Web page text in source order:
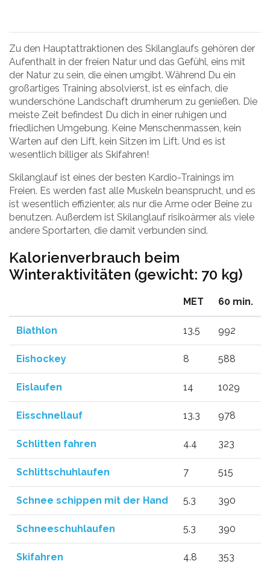
Zu den Hauptattraktionen des Skilanglaufs gehören der
Aufenthalt in der freien Natur und das Gefühl, eins mit
der Natur zu sein, die einen umgibt. Während Du ein
großartiges Training absolvierst, ist es einfach, die
wunderschöne Landschaft drumherum zu genießen. Die
meiste Zeit befindest Du dich in einer ruhigen und
friedlichen Umgebung. Keine Menschenmassen, kein
Warten auf den Lift, kein Sitzen im Lift. Und es ist
wesentlich billiger als Skifahren!
Skilanglauf ist eines der besten Kardio-Trainings im
Freien. Es werden fast alle Muskeln beansprucht, und es
ist wesentlich effizienter, als nur die Arme oder Beine zu
benutzen. Außerdem ist Skilanglauf risikoärmer als viele
andere Sportarten, die damit verbunden sind.
Kalorienverbrauch beim
Winteraktivitäten (gewicht: 70 kg)
MET 60 min.
Biathlon 13.5 992
Eishockey 8 588
Eislaufen 14 1029
Eisschnellauf 13.3 978
Schlitten fahren 4.4 323
Schlittschuhlaufen 7 515
Schnee schippen mit der Hand 5.3 390
Schneeschuhlaufen 5.3 390
Skifahren 4.8 353